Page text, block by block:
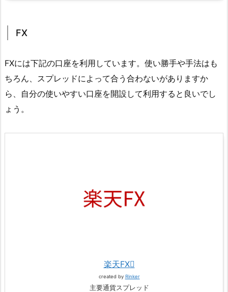
FX
FXには下記の口座を利用しています。使い勝手や手法はも
ちろん、スプレッドによって合う合わないがありますか
ら、自分の使いやすい口座を開設して利用すると良いでし
ょう。
楽天FX
created by Rinker
主要通貨スプレッド